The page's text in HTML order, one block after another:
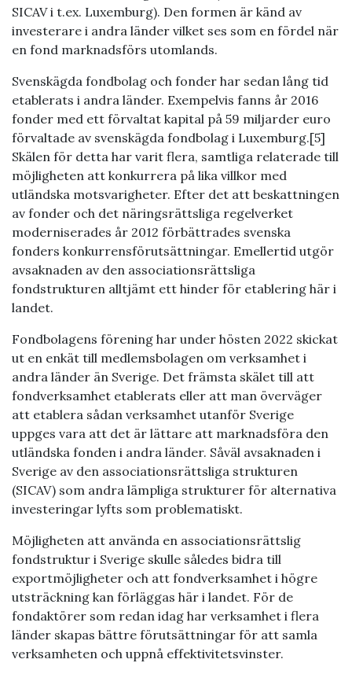
SICAV i t.ex. Luxemburg). Den formen är känd av
investerare i andra länder vilket ses som en fördel när
en fond marknadsförs utomlands.
Svenskägda fondbolag och fonder har sedan lång tid
etablerats i andra länder. Exempelvis fanns år 2016
fonder med ett förvaltat kapital på 59 miljarder euro
förvaltade av svenskägda fondbolag i Luxemburg.[5]
Skälen för detta har varit flera, samtliga relaterade till
möjligheten att konkurrera på lika villkor med
utländska motsvarigheter. Efter det att beskattningen
av fonder och det näringsrättsliga regelverket
moderniserades år 2012 förbättrades svenska
fonders konkurrens­förutsättningar. Emellertid utgör
avsaknaden av den associationsrättsliga
fondstrukturen alltjämt ett hinder för etablering här i
landet.
Fondbolagens förening har under hösten 2022 skickat
ut en enkät till medlemsbolagen om verksamhet i
andra länder än Sverige. Det främsta skälet till att
fondverksamhet etablerats eller att man överväger
att etablera sådan verksamhet utanför Sverige
uppges vara att det är lättare att marknadsföra den
utländska fonden i andra länder. Såväl avsaknaden i
Sverige av den associationsrättsliga strukturen
(SICAV) som andra lämpliga strukturer för alternativa
investeringar lyfts som problematiskt.
Möjligheten att använda en associationsrättslig
fondstruktur i Sverige skulle således bidra till
exportmöjligheter och att fondverksamhet i högre
utsträckning kan förläggas här i landet. För de
fondaktörer som redan idag har verksamhet i flera
länder skapas bättre förutsättningar för att samla
verksamheten och uppnå effektivitetsvinster.